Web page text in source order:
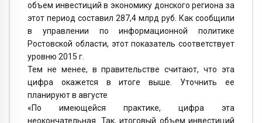
объем инвестиций в экономику донского региона за
этот период составил 287,4 млрд руб. Как сообщили
в управлении по информационной политике
Ростовской области, этот показатель соответствует
уровню 2015 г.
Тем не менее, в правительстве считают, что эта
цифра окажется в итоге выше. Уточнить ее
планируют в августе
«По имеющейся практике, цифра эта
неокончательная. Так, итоговый объем инвестиций